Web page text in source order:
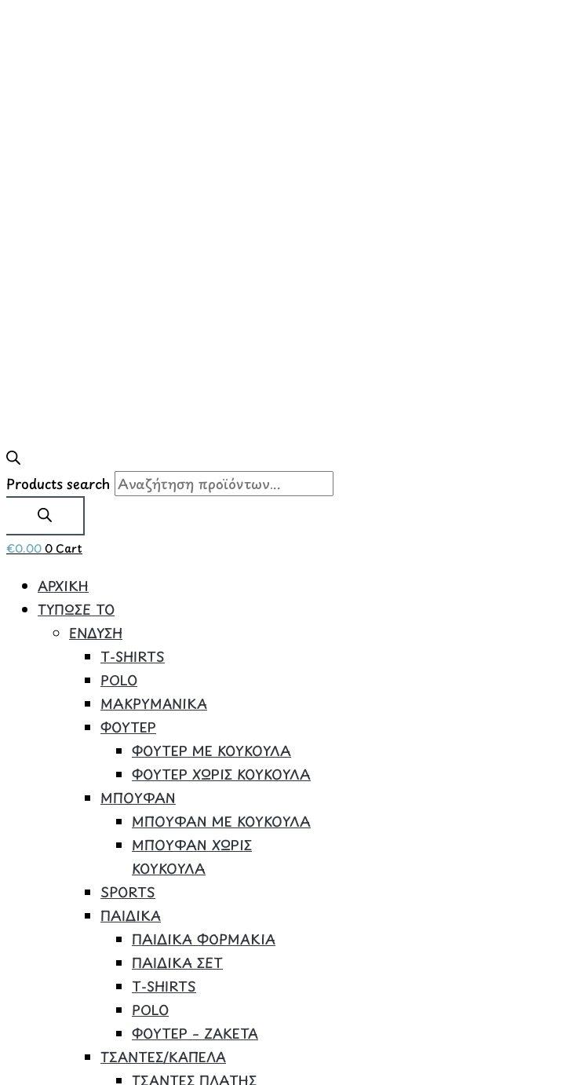
Products search
€0.000 Cart
ΑΡΧΙΚΗ
ΤΥΠΩΣΕ ΤΟ
ΕΝΔΥΣΗ
Τ-SHIRTS
POLO
ΜΑΚΡΥΜΑΝΙΚΑ
ΦΟΥΤΕΡ
ΦΟΥΤΕΡ ΜΕ ΚΟΥΚΟΥΛΑ
ΦΟΥΤΕΡ ΧΩΡΙΣ ΚΟΥΚΟΥΛΑ
ΜΠΟΥΦΑΝ
ΜΠΟΥΦΑΝ ΜΕ ΚΟΥΚΟΥΛΑ
ΜΠΟΥΦΑΝ ΧΩΡΙΣ
ΚΟΥΚΟΥΛΑ
SPORTS
ΠΑΙΔΙΚΑ
ΠΑΙΔΙΚΑ ΦΟΡΜΑΚΙΑ
ΠΑΙΔΙΚΑ ΣΕΤ
Τ-SHIRTS
POLO
ΦΟΥΤΕΡ – ΖΑΚΕΤΑ
ΤΣΑΝΤΕΣ/ΚΑΠΕΛΑ
ΤΣΑΝΤΕΣ ΠΛΑΤΗΣ